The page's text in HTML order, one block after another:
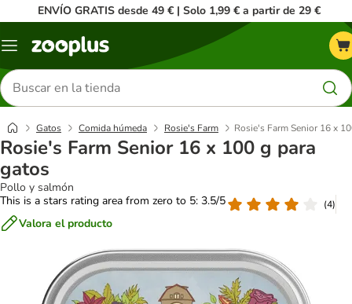
ENVÍO GRATIS desde 49 € | Solo 1,99 € a partir de 29 €
Menú
Buscar
productos
Gatos Comida húmeda Rosie's Farm Rosie's Farm Senior 16 x
Rosie's Farm Senior 16 x 100 g para
gatos
Pollo y salmón
This is a stars rating area from zero to 5: 3.5/5
(4)
Valora el producto